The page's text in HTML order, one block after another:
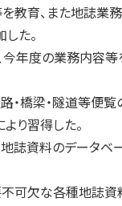
育、また地誌業
た。
年度の業務内容
・橋梁・隧道等
り習得した。
資料のデータ
欠な各種地誌資